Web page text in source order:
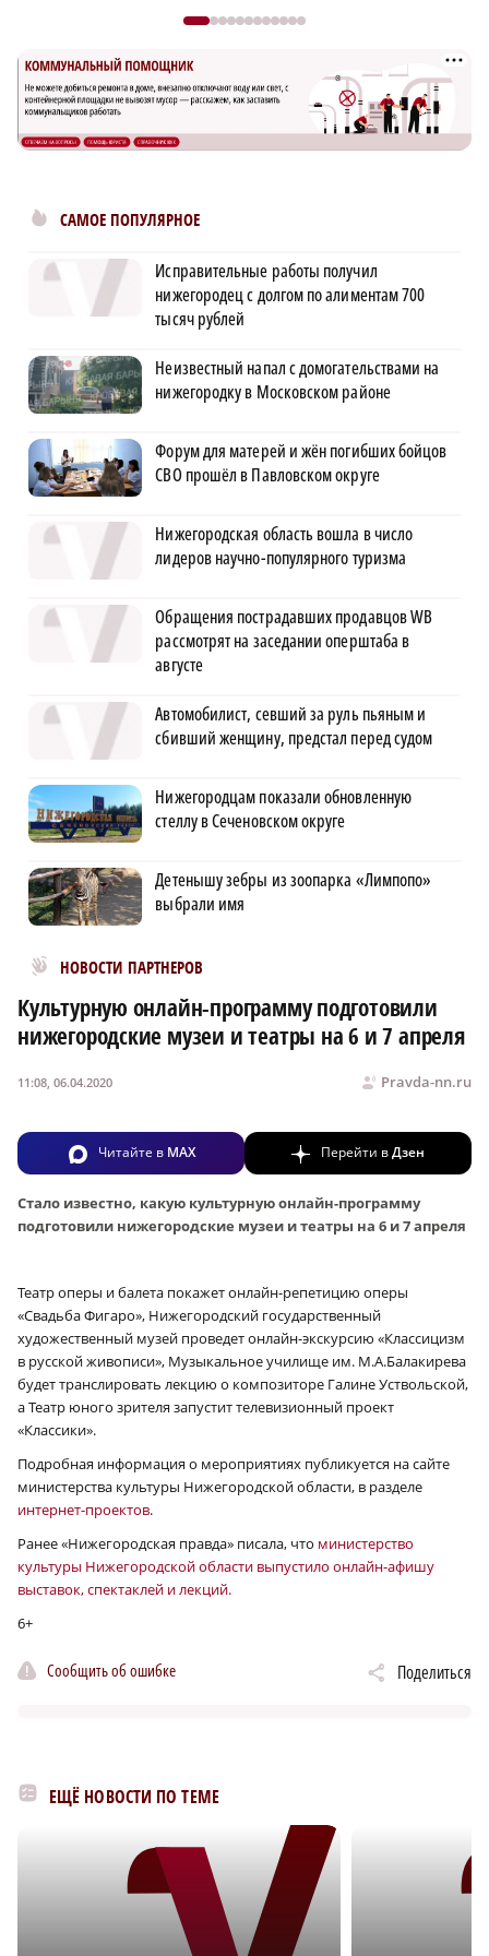
САМОЕ ПОПУЛЯРНОЕ
Исправительные работы получил
нижегородец с долгом по алиментам 700
тысяч рублей
Неизвестный напал с домогательствами на
нижегородку в Московском районе
Форум для матерей и жён погибших бойцов
СВО прошёл в Павловском округе
Нижегородская область вошла в число
лидеров научно-популярного туризма
Обращения пострадавших продавцов WB
рассмотрят на заседании оперштаба в
августе
Автомобилист, севший за руль пьяным и
сбивший женщину, предстал перед судом
Нижегородцам показали обновленную
стеллу в Сеченовском округе
Детенышу зебры из зоопарка «Лимпопо»
выбрали имя
НОВОСТИ ПАРТНЕРОВ
Новости МирТесен
Культурную онлайн-программу подготовили
нижегородские музеи и театры на 6 и 7 апреля
Pravda-nn.ru
11:08, 06.04.2020
Читайте в MAX Перейти вДзен
Стало известно, какую культурную онлайн-программу
подготовили нижегородские музеи и театры на 6 и 7 апреля
Театр оперы и балета покажет онлайн-репетицию оперы
«Свадьба Фигаро», Нижегородский государственный
художественный музей проведет онлайн-экскурсию «Классицизм
в русской живописи», Музыкальное училище им. М.А.Балакирева
будет транслировать лекцию о композиторе Галине Уствольской,
а Театр юного зрителя запустит телевизионный проект
«Классики».
Подробная информация о мероприятиях публикуется на сайте
министерства культуры Нижегородской области, в разделе
интернет-проектов.
Ранее «Нижегородская правда» писала, что министерство
культуры Нижегородской области выпустило онлайн-афишу
выставок, спектаклей и лекций.
6+
Сообщить об ошибке Поделиться
ЕЩЁ НОВОСТИ ПО ТЕМЕ